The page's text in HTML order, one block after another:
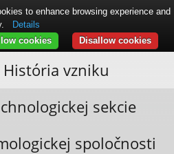
História vzniku
sekcie
spoločnosti
to enhance browsing experience and
Details
Disallow cookies
cookies